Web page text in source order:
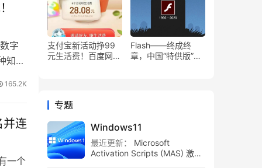
字
知名
165.2K
并连
一个
支付宝新活动挣99
元生活费！百度网盘
Flash——终成终
章，中国“特供版”成
专题
Windows11
最近更新：
Microsoft
Activation Scripts (MAS) 激活